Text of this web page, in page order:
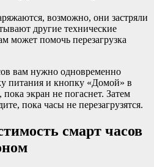
возможно, они застряли
другие технические
может помочь перезагрузка
вам нужно одновременно
питания и кнопку «Домой» в
экран не погаснет. Затем
пока часы не перезагрузятся.
смарт часов